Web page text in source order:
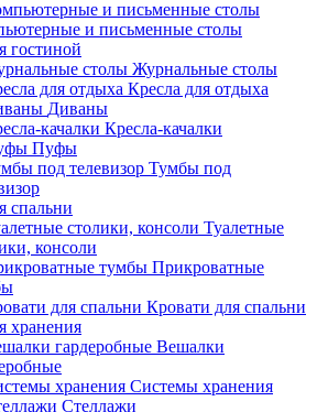
и письменные столы
гостиной
Журнальные столы
Кресла для отдыха
Диваны
Кресла-качалки
Пуфы
Тумбы под
спальни
Туалетные
консоли
Прикроватные
Кровати для спальни
хранения
Вешалки
Системы хранения
Стеллажи